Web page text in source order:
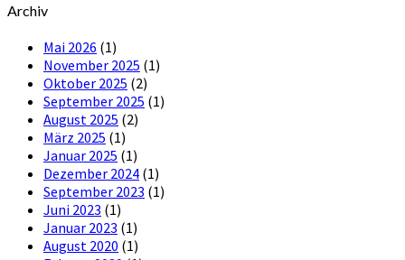
Archiv
Mai 2026 (1)
November 2025 (1)
Oktober 2025 (2)
September 2025 (1)
August 2025 (2)
März 2025 (1)
Januar 2025 (1)
Dezember 2024 (1)
September 2023 (1)
Juni 2023 (1)
Januar 2023 (1)
August 2020 (1)